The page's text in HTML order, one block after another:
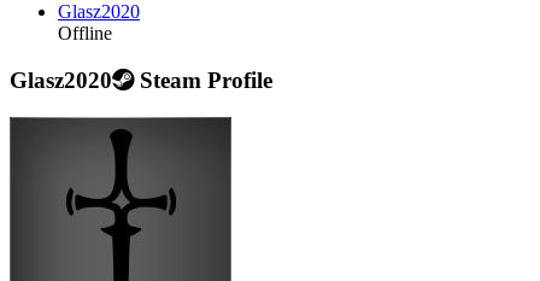
Glasz2020
Offline
Glasz2020 Steam Profile